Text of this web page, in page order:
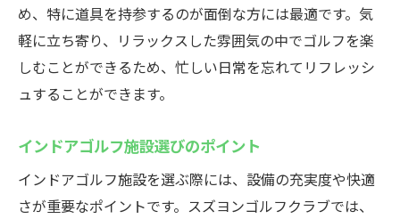
め、特に道具を持参するのが面倒な方には最適です。気
軽に立ち寄り、リラックスした雰囲気の中でゴルフを楽
しむことができるため、忙しい日常を忘れてリフレッシ
ュすることができます。
インドアゴルフ施設選びのポイント
インドアゴルフ施設を選ぶ際には、設備の充実度や快適
さが重要なポイントです。スズヨンゴルフクラブでは、